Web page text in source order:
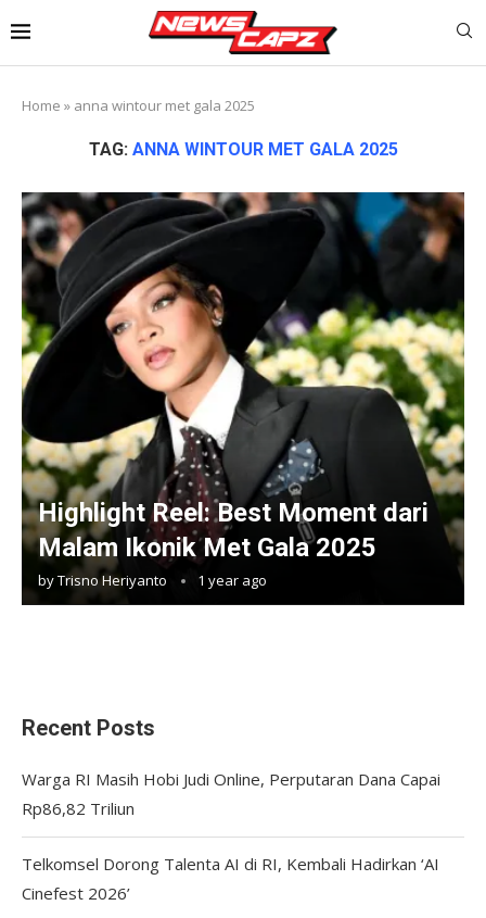
Home » anna wintour met gala 2025
TAG: ANNA WINTOUR MET GALA 2025
Highlight Reel: Best Moment dari
Malam Ikonik Met Gala 2025
byTrisno Heriyanto 1 year ago
Recent Posts
Warga RI Masih Hobi Judi Online, Perputaran Dana Capai
Rp86,82 Triliun
Telkomsel Dorong Talenta AI di RI, Kembali Hadirkan ‘AI
Cinefest 2026’